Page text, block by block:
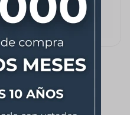
Extractor Inline 340mm
ENVÍO EXPRESS